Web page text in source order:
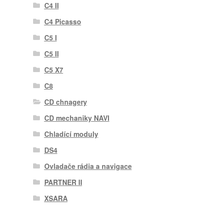
C4 II
C4 Picasso
C5 I
C5 II
C5 X7
C8
CD chnagery
CD mechaniky NAVI
Chladící moduly
DS4
Ovladače rádia a navigace
PARTNER II
XSARA